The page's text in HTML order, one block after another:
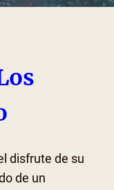
disfrute de su
de un